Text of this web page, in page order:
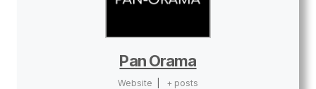
Pan Orama
Website + posts